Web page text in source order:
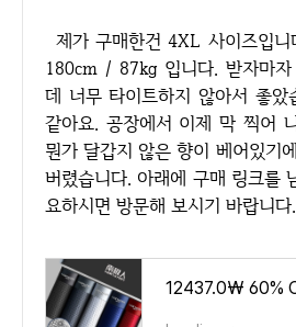
제가 구매한건 4XL 사이즈입니다. 제 몸뚱이 스펙은
180cm / 87kg 입니다. 받자마
데 너무 타이트하지 않아서 좋았
같아요. 공장에서 이제 막 찍어
뭔가 달갑지 않은 향이 베어있기
버렸습니다. 아래에 구매 링크를
요하시면 방문해 보시기 바랍니다